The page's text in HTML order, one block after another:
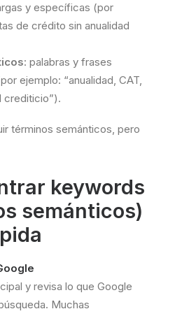
y específicas (por
de crédito sin anualidad
: palabras y frases
ejemplo: “anualidad, CAT,
crediticio”).
términos semánticos, pero
keywords
semánticos)
y revisa lo que Google
Muchas